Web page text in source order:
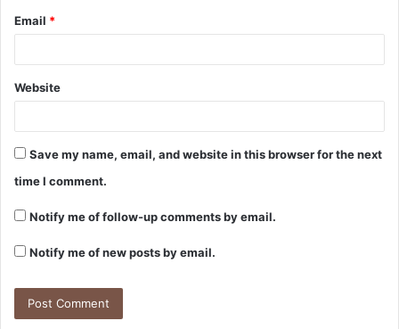
Email *
Website
Save my name, email, and website in this browser for the next
time I comment.
Notify me of follow-up comments by email.
Notify me of new posts by email.